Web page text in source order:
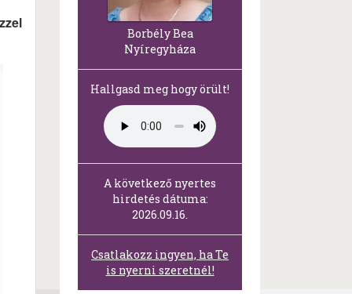
Borbély Bea
Nyíregyháza
Hallgasd meg hogy örült!
A következő nyertes
hirdetés dátuma:
2026.09.16.
Csatlakozz ingyen, ha Te
is nyerni szeretnél!